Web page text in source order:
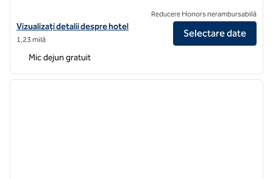
Vizualizați detaliile hotelului pentru Homewood Suites by Hilton
Vizualizați detalii despre hotel
1,23 milă
Reducere Honors nerambursabilă
Selectare date
Mic dejun gratuit
1 din 11